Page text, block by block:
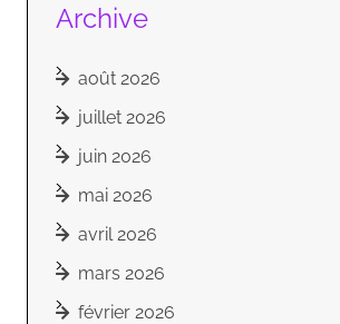
Archive
août 2026
juillet 2026
juin 2026
mai 2026
avril 2026
mars 2026
février 2026